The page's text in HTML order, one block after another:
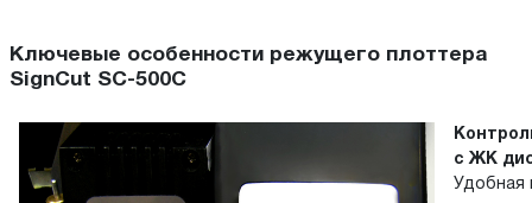
Ключевые особенности режущего плоттера
SignCut SC-500C
с ЖК
Удобная